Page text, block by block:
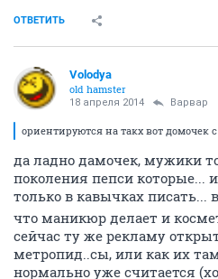
ОТВЕТИТЬ
Volodya
old hamster
18 апреля 2014 Варвар
ориентируются на такх вот домочек
да ладно дамочек, мужики
поколения пепси
только в кавычках писать...
что маникюр делает и
сейчас ту же рекламу
метропид..сы, или как их
нормально уже считается